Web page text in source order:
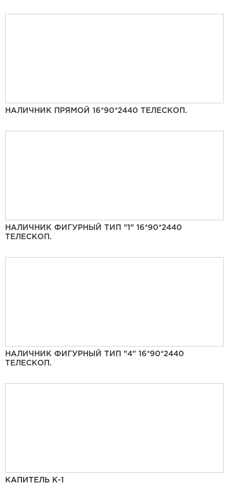
НАЛИЧНИК ПРЯМОЙ 16*90*2440 ТЕЛЕСКОП.
НАЛИЧНИК ФИГУРНЫЙ ТИП "1" 16*90*2440
ТЕЛЕСКОП.
НАЛИЧНИК ФИГУРНЫЙ ТИП "4" 16*90*2440
ТЕЛЕСКОП.
КАПИТЕЛЬ К-1